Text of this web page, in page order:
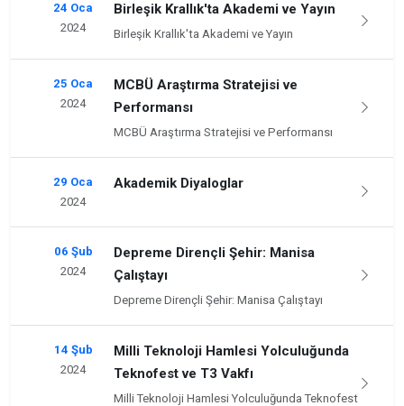
24 Oca
2024
Birleşik Krallık'ta Akademi ve Yayın
Birleşik Krallık'ta Akademi ve Yayın
25 Oca
2024
MCBÜ Araştırma Stratejisi ve
Performansı
MCBÜ Araştırma Stratejisi ve Performansı
29 Oca
2024
Akademik Diyaloglar
06 Şub
2024
Depreme Dirençli Şehir: Manisa
Çalıştayı
Depreme Dirençli Şehir: Manisa Çalıştayı
14 Şub
2024
Milli Teknoloji Hamlesi Yolculuğunda
Teknofest ve T3 Vakfı
Milli Teknoloji Hamlesi Yolculuğunda Teknofest